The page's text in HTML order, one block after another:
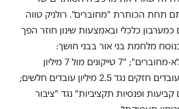
תחת הכותרת "מחוברים". רולניק טווה
כלכלי ובאמצעות שינון חוזר הפך
מלחמת בני אור בבני חושך:
"המחוברים" נגד "הלא-מחוברים"; "7 טייקונים מול 7 מיליון
אזרחים"; חצי מיליון עובדים חזקים נגד 2.5 מיליון עובדים חלשים;
ופנסיות תקציביות" נגד "ציבור